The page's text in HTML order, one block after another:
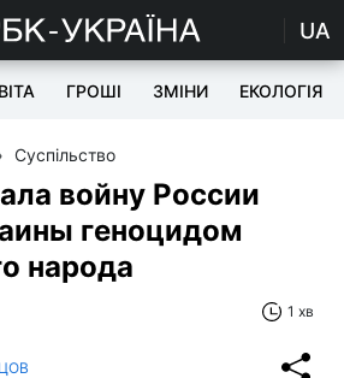
UA
ГРОШІ ЗМІНИ ЕКОЛОГІЯ
Суспільство
войну России
геноцидом
народа
1 хв